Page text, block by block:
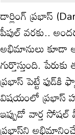
డార్లింగ్ ప్రభాస్
పీపుల్ వరకు..
అభిమానులు
గుర్తొస్తుంది.
ప్రభాస్ పెట్టే ఫుడ్‌కి
విషయంలో ప్రభాస్
ఇప్పుడో వార్త
ప్రభాస్‌ని